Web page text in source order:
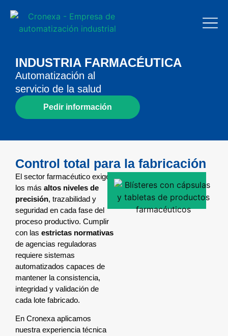
INDUSTRIA FARMACÉUTICA
Automatización al
servicio de la salud
Pedir información
Control total para la fabricación
El sector farmacéutico exige
los más altos niveles de
precisión, trazabilidad y
seguridad en cada fase del
proceso productivo. Cumplir
con las estrictas normativas
de agencias reguladoras
requiere sistemas
automatizados capaces de
mantener la consistencia,
integridad y validación de
cada lote fabricado.
En Cronexa aplicamos
nuestra experiencia técnica